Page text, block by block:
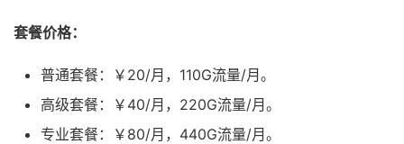
套餐价格：
普通套餐：￥20/月，110G流量/月。
高级套餐：￥40/月，220G流量/月。
专业套餐：￥80/月，440G流量/月。